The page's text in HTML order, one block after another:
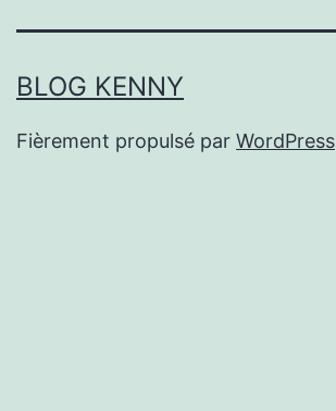
BLOG KENNY
Fièrement propulsé par WordPress